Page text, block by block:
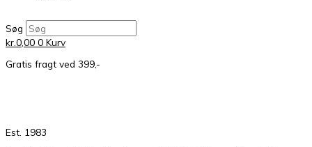
Søg
kr.0,00 0 Kurv
Gratis fragt ved 399,-
Est. 1983